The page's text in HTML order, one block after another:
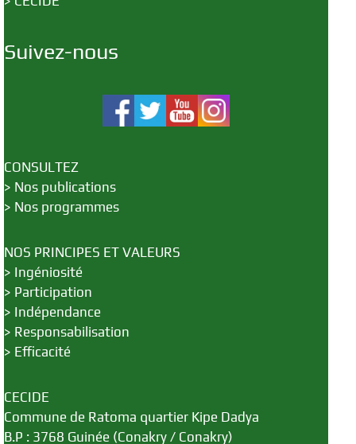
Suivez-nous
CONSULTEZ
> Nos publications
> Nos programmes
NOS PRINCIPES ET VALEURS
> Ingéniosité
> Participation
> Indépendance
> Responsabilisation
> Efficacité
CECIDE
Commune de Ratoma quartier Kipe Dadya
B.P : 3768 Guinée (Conakry / Conakry)